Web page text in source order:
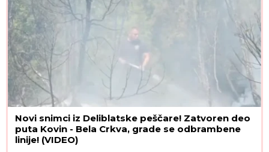
Novi snimci iz Deliblatske peščare! Zatvoren deo
puta Kovin - Bela Crkva, grade se odbrambene
linije! (VIDEO)